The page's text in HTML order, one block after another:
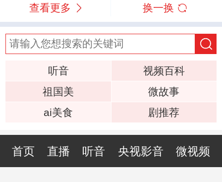
查看更多 换一换
听音
视频百科
祖国美
微故事
ai美食
剧推荐
首页 直播 听音 央视影音 微视频